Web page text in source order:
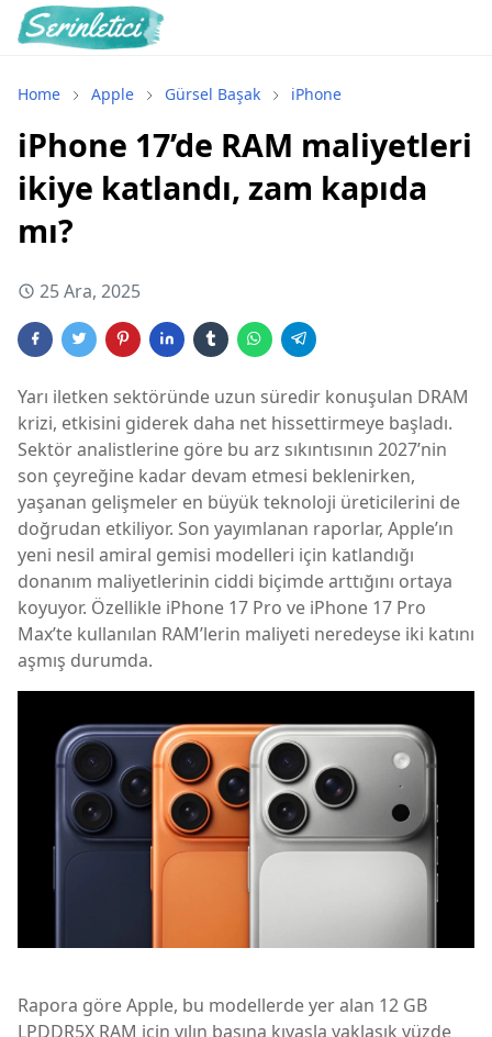
Home Apple Gürsel Başak iPhone
iPhone 17’de RAM maliyetleri
ikiye katlandı, zam kapıda
mı?
25 Ara, 2025
Yarı iletken sektöründe uzun süredir konuşulan DRAM
krizi, etkisini giderek daha net hissettirmeye başladı.
Sektör analistlerine göre bu arz sıkıntısının 2027’nin
son çeyreğine kadar devam etmesi beklenirken,
yaşanan gelişmeler en büyük teknoloji üreticilerini de
doğrudan etkiliyor. Son yayımlanan raporlar, Apple’ın
yeni nesil amiral gemisi modelleri için katlandığı
donanım maliyetlerinin ciddi biçimde arttığını ortaya
koyuyor. Özellikle iPhone 17 Pro ve iPhone 17 Pro
Max’te kullanılan RAM’lerin maliyeti neredeyse iki katını
aşmış durumda.
Rapora göre Apple, bu modellerde yer alan 12 GB
LPDDR5X RAM için yılın başına kıyasla yaklaşık yüzde